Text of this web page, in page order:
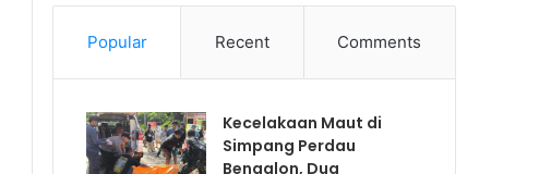
Popular Recent Comments
Kecelakaan Maut di
Simpang Perdau
Bengalon, Dua